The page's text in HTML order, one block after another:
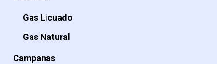
Gas Licuado
Gas Natural
Campanas